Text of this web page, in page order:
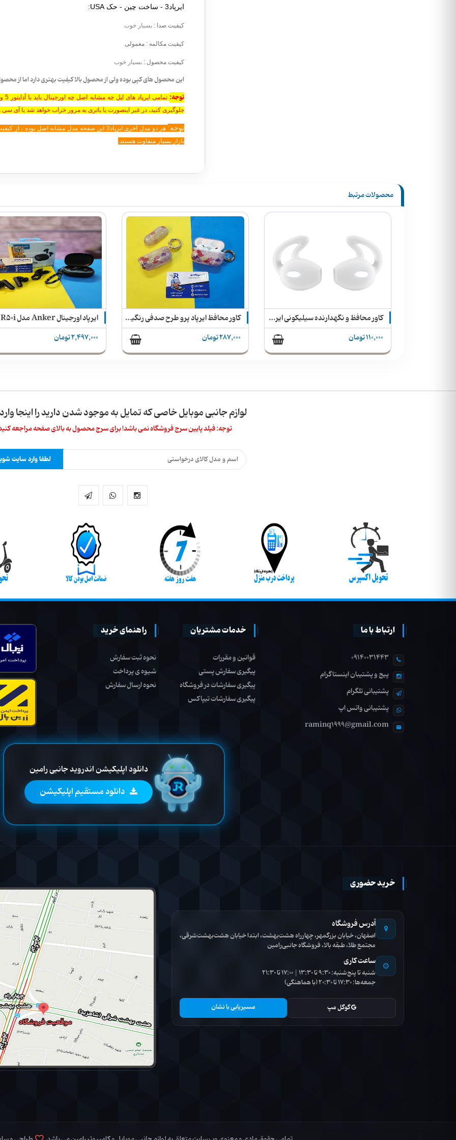
ایرپاد3 - ساخت چین - حک USA:
کیفیت صدا : بسیار خوب
کیفیت مکالمه : معمولی
کیفیت محصول : بسیار خوب
این محصول های کپی بوده ولی از محصول بالا کیفیت بهتری دارد اما از
توجه:
جلوگیری کنید، در غیر اینصورت یا باتری به مرور خراب خواهد شد یا
توجه:
هر دو مدل آخری ایرپاد3 این صفحه مدل مشابه
بازار بسیار متفاوت هستند.
محصولات مرتبط
کاور محافظ ایرپاد پرو طرح صدفی رنگین‌کمانی
287,000 تومان
ایرپاد اورجینال Anker مدل R50i + گارانتی
2,497,000 تومان 393,000 تومان
لوازم جانبی موبایل خاصی که تمایل به موجود شدن دارید را اینجا
توجه: فیلد پایین سرچ فروشگاه نمی باشد! برای سرچ محصول به بالای صفحه مراجعه
لطفا وارد سایت
ارتباط با ما
09140031443
پیج و پشتیبان اینستاگرام
پشتیبانی تلگرام
پشتیبانی واتس اپ
raminq1999@gmail.com
خدمات مشتریان
قوانین و مقررات
پیگیری سفارش پستی
پیگیری سفارشات در فروشگاه
پیگیری سفارشات تیپاکس
راهنمای خرید
نحوه ثبت سفارش
شیوه ی پرداخت
نحوه ارسال سفارش
دانلود اپلیکیشن اندروید جانبی رامین
دانلود مستقیم اپلیکیشن
خرید حضوری
آدرس فروشگاه
اصفهان، خیابان بزرگمهر، چهارراه هشت‌بهشت، ابتدا خیابان هشت‌بهشت‌شرقی،
مجتمع طلا، طبقه بالا، فروشگاه جانبی‌رامین
ساعت کاری
شنبه تا پنج‌شنبه: 9:30 تا 13:30 | 17:00 تا 21:30
جمعه‌ها: 17:30 تا 20:30 (با هماهنگی)
گوگل مپ مسیریابی با نشان